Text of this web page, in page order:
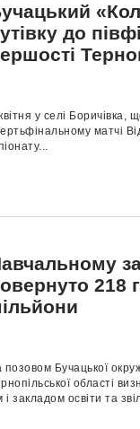
до
у селі Боричівка,
матчі
218
позовом Бучацької
області
закладом освіти та